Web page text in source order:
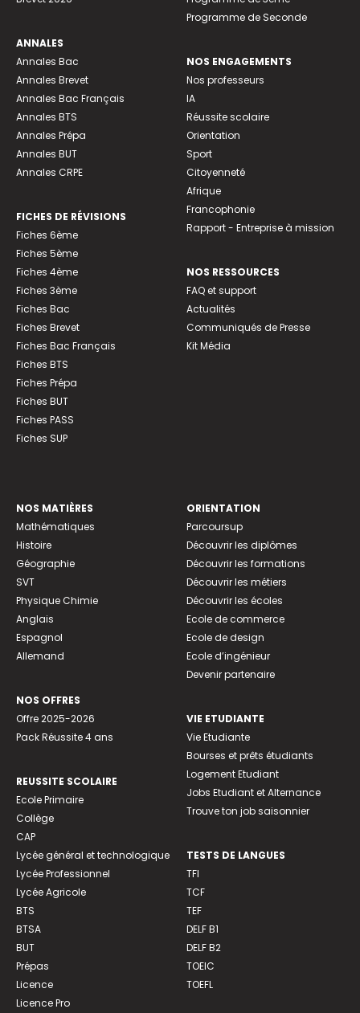
ANNALES
Annales Bac
Annales Brevet
Annales Bac Français
Annales BTS
Annales Prépa
Annales BUT
Annales CRPE
FICHES DE RÉVISIONS
Fiches 6ème
Fiches 5ème
Fiches 4ème
Fiches 3ème
Fiches Bac
Fiches Brevet
Fiches Bac Français
Fiches BTS
Fiches Prépa
Fiches BUT
Fiches PASS
Fiches SUP
Programme de Seconde
NOS ENGAGEMENTS
Nos professeurs
IA
Réussite scolaire
Orientation
Sport
Citoyenneté
Afrique
Francophonie
Rapport - Entreprise à mission
NOS RESSOURCES
FAQ et support
Actualités
Communiqués de Presse
Kit Média
NOS MATIÈRES
Mathématiques
Histoire
Géographie
SVT
Physique Chimie
Anglais
Espagnol
Allemand
NOS OFFRES
Offre 2025-2026
Pack Réussite 4 ans
REUSSITE SCOLAIRE
Ecole Primaire
Collège
CAP
Lycée général et technologique
Lycée Professionnel
Lycée Agricole
BTS
BTSA
BUT
Prépas
Licence
Licence Pro
ORIENTATION
Parcoursup
Découvrir les diplômes
Découvrir les formations
Découvrir les métiers
Découvrir les écoles
Ecole de commerce
Ecole de design
Ecole d’ingénieur
Devenir partenaire
VIE ETUDIANTE
Vie Etudiante
Bourses et prêts étudiants
Logement Etudiant
Jobs Etudiant et Alternance
Trouve ton job saisonnier
TESTS DE LANGUES
TFI
TCF
TEF
DELF B1
DELF B2
TOEIC
TOEFL